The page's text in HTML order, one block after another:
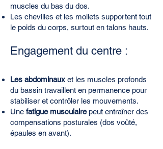
muscles du bas du dos.
Les chevilles et les mollets supportent tout
le poids du corps, surtout en talons hauts.
Engagement du centre :
Les abdominaux et les muscles profonds
du bassin travaillent en permanence pour
stabiliser et contrôler les mouvements.
Une fatigue musculairepeut entraîner des
compensations posturales (dos voûté,
épaules en avant).